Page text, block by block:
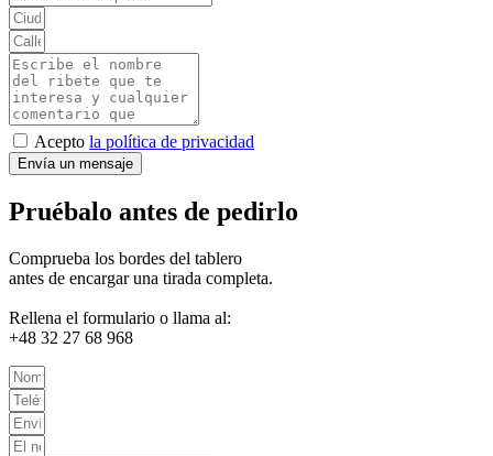
Acepto la política de privacidad
Envía un mensaje
Pruébalo antes de pedirlo
Comprueba los bordes del tablero
antes de encargar una tirada completa.
Rellena el formulario o llama al:
+48 32 27 68 968